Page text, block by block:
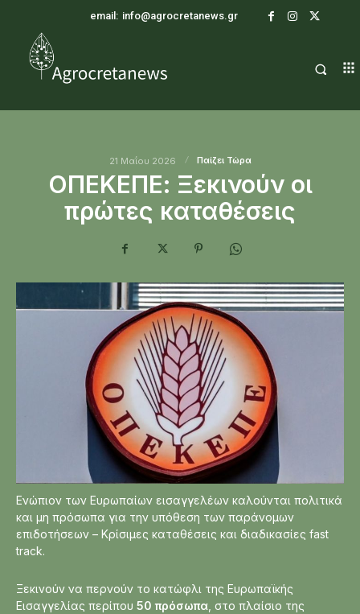
email: info@agrocretanews.gr
21 Μαΐου 2026 Παίζει Τώρα
ΟΠΕΚΕΠΕ: Ξεκινούν οι
πρώτες καταθέσεις
Ενώπιον των Ευρωπαίων εισαγγελέων καλούνται πολιτικά
και μη πρόσωπα για την υπόθεση των παράνομων
επιδοτήσεων – Κρίσιμες καταθέσεις και διαδικασίες fast
track.
Ξεκινούν να περνούν το κατώφλι της Ευρωπαϊκής
Εισαγγελίας περίπου 50 πρόσωπα , στο πλαίσιο της